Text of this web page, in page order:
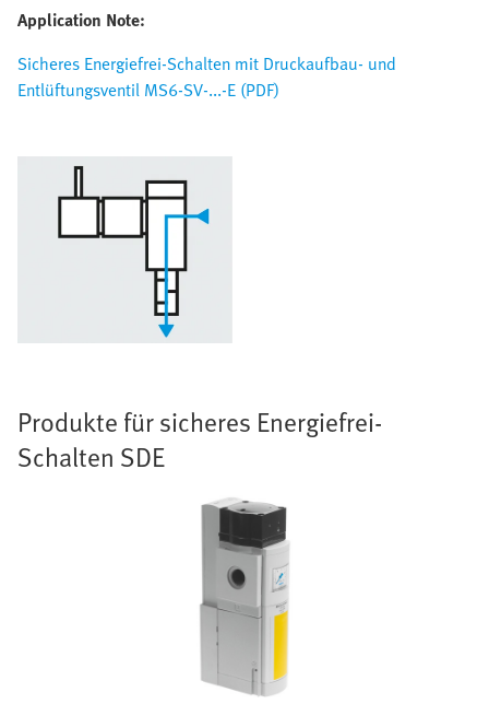
Application Note:
Sicheres Energiefrei-Schalten mit Druckaufbau- und
Entlüftungsventil MS6-SV-...-E (PDF)
Produkte für sicheres Energiefrei-
Schalten SDE